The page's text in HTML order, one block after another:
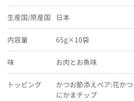
生産国/原産国 日本
内容量 65g×10袋
味 お肉とお魚味
トッピング
かつお節添えペア:花か
にかまチップ